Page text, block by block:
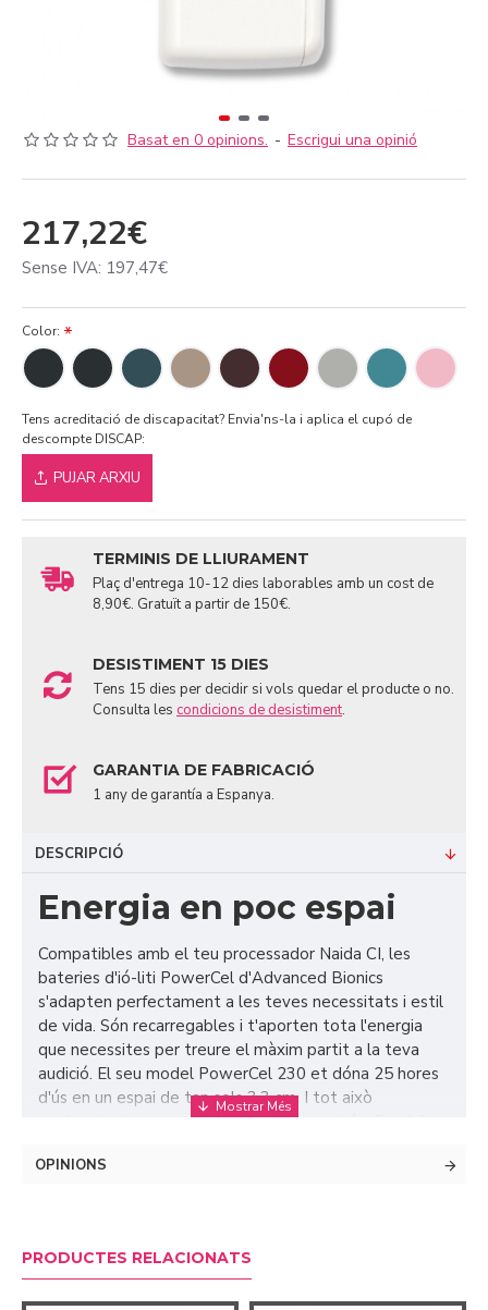
Basat en 0 opinions. - Escrigui una opinió
217,22€
Sense IVA: 197,47€
Color:
Tens acreditació de discapacitat? Envia'ns-la i aplica el cupó de
descompte DISCAP:
PUJAR ARXIU
TERMINIS DE LLIURAMENT
Plaç d'entrega 10-12 dies laborables amb un cost de
8,90€. Gratuït a partir de 150€.
DESISTIMENT 15 DIES
Tens 15 dies per decidir si vols quedar el producte o no.
Consulta les condicions de desistiment.
GARANTIA DE FABRICACIÓ
1 any de garantía a Espanya.
DESCRIPCIÓ
Energia en poc espai
Compatibles amb el teu processador Naida CI, les
bateries d'ió-liti PowerCel d'Advanced Bionics
s'adapten perfectament a les teves necessitats i estil
de vida. Són recarregables i t'aporten tota l'energia
que necessites per treure el màxim partit a la teva
audició. El seu model PowerCel 230 et dóna 25 hores
d'ús en un espai de tan sols 3,3 cm. I tot això
contaminant menys que les piles d'un sol ús. Gaudeix
OPINIONS
PRODUCTES RELACIONATS